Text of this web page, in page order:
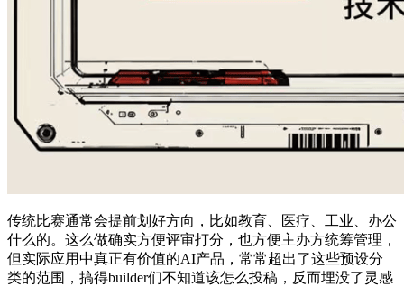
传统比赛通常会提前划好方向，比如教育、医疗、工业、办公
什么的。这么做确实方便评审打分，也方便主办方统筹管理，
但实际应用中真正有价值的AI产品，常常超出了这些预设分
类的范围，搞得builder们不知道该怎么投稿，反而埋没了灵感